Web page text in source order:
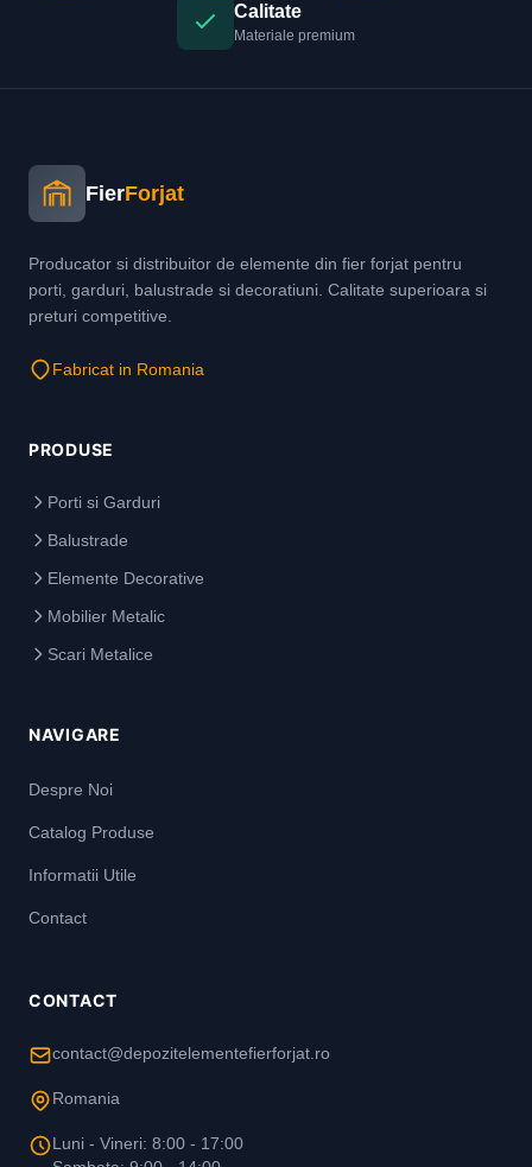
Calitate
Materiale premium
FierForjat
Producator si distribuitor de elemente din fier forjat pentru
porti, garduri, balustrade si decoratiuni. Calitate superioara si
preturi competitive.
Fabricat in Romania
PRODUSE
Porti si Garduri
Balustrade
Elemente Decorative
Mobilier Metalic
Scari Metalice
NAVIGARE
Despre Noi
Catalog Produse
Informatii Utile
Contact
CONTACT
contact@depozitelementefierforjat.ro
Romania
Luni - Vineri: 8:00 - 17:00